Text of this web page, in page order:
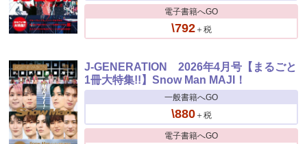
電子書籍へGO
\792＋税
J-GENERATION 2026年4月号【まるごと
1冊大特集!!】Snow Man MAJI！
一般書籍へGO
\880＋税
電子書籍へGO